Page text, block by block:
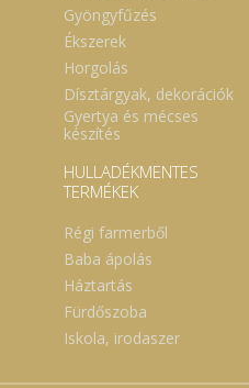
Gyöngyfűzés
Ékszerek
Horgolás
Dísztárgyak, dekorációk
Gyertya és mécses
készítés
HULLADÉKMENTES
TERMÉKEK
Régi farmerből
Baba ápolás
Háztartás
Fürdőszoba
Iskola, irodaszer